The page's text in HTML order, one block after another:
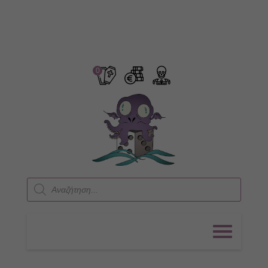
0
Products
search